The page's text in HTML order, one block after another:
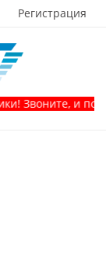
Регистрация
и получите